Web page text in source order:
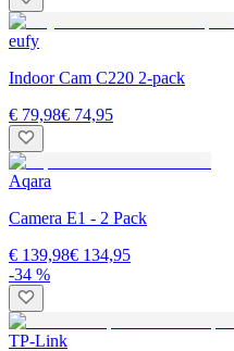
eufy
Indoor Cam C220 2-pack
€ 79,98€ 74,95
Aqara
Camera E1 - 2 Pack
€ 139,98€ 134,95
-34 %
TP-Link